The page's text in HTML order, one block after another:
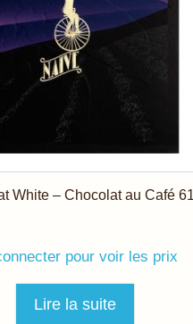
White – Chocolat au Café
pour voir les prix
Lire la suite